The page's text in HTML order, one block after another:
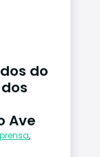
do
Ave
,